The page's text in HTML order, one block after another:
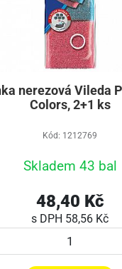
nerezová Vileda
Colors, 2+1 ks
Kód: 1212769
Skladem 43 bal
48,40 Kč
s DPH 58,56 Kč